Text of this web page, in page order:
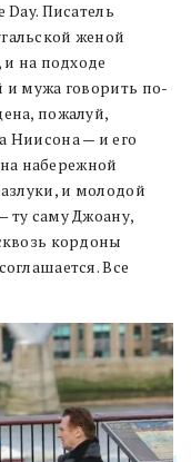
Day. Писатель
женой
на подходе
и мужа говорить по-
пожалуй,
Ниисона — и его
набережной
и молодой
ту саму Джоану,
кордоны
Все